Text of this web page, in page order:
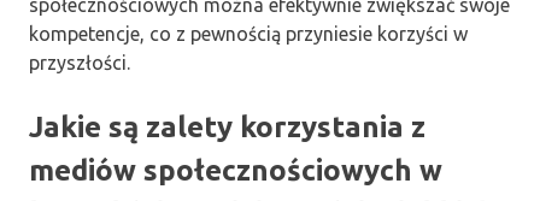
kompetencje, co z pewnością przyniesie korzyści w
przyszłości.
Jakie są zalety korzystania z
mediów społecznościowych w